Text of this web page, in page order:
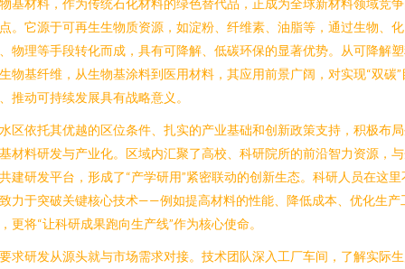
基材料，作为传统石化材料的绿色替代品，正成为全球新材料领域竞
。它源于可再生生物质资源，如淀粉、纤维素、油脂等，通过生物、化
物理等手段转化而成，具有可降解、低碳环保的显著优势。从可降解
物基纤维，从生物基涂料到医用材料，其应用前景广阔，对实现“双碳”
推动可持续发展具有战略意义。
区依托其优越的区位条件、扎实的产业基础和创新政策支持，积极布
材料研发与产业化。区域内汇聚了高校、科研院所的前沿智力资源，
建研发平台，形成了“产学研用”紧密联动的创新生态。科研人员在这里
力于突破关键核心技术——例如提高材料的性能、降低成本、优化生产
更将“让科研成果跑向生产线”作为核心使命。
求研发从源头就与市场需求对接。技术团队深入工厂车间，了解实际